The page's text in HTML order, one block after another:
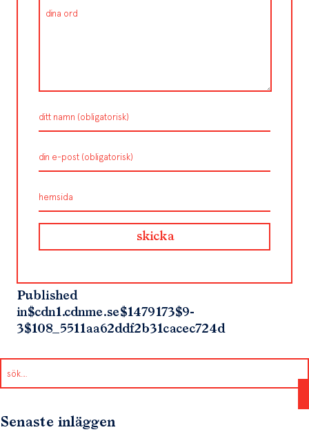
Published
in$cdn1.cdnme.se$1479173$9-
3$108_5511aa62ddf2b31cacec724d
Senaste inläggen